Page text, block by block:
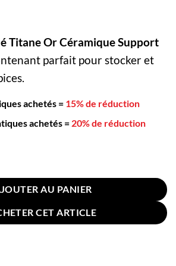
Titane Or Céramique Support
parfait pour stocker et
achetés = 15% de réduction
achetés = 20% de réduction
Titane Or Céramique Support Blanc
AU PANIER
CET ARTICLE